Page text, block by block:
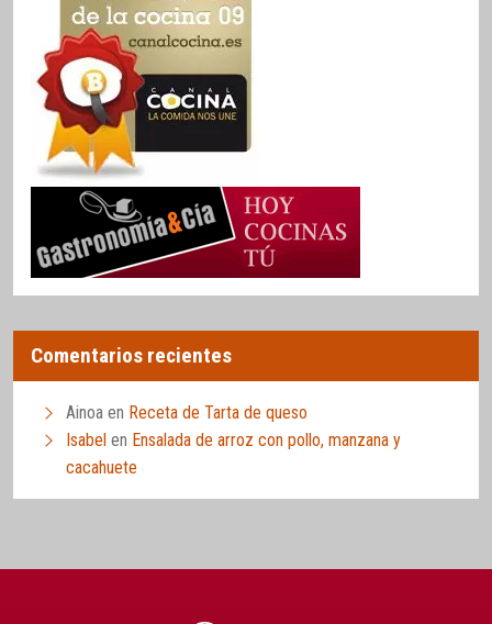
Comentarios recientes
Ainoa en Receta de Tarta de queso
Isabel en Ensalada de arroz con pollo, manzana y
cacahuete